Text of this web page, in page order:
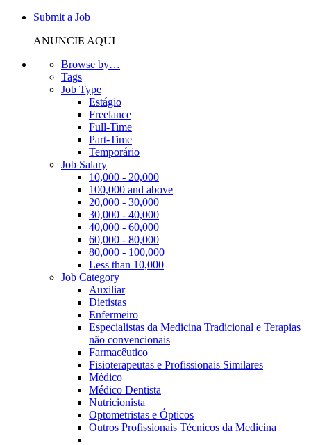
Submit a Job
ANUNCIE AQUI
Browse by…
Tags
Job Type
Estágio
Freelance
Full-Time
Part-Time
Temporário
Job Salary
10,000 - 20,000
100,000 and above
20,000 - 30,000
30,000 - 40,000
40,000 - 60,000
60,000 - 80,000
80,000 - 100,000
Less than 10,000
Job Category
Auxiliar
Dietistas
Enfermeiro
Especialistas da Medicina Tradicional e Terapias
não convencionais
Farmacêutico
Fisioterapeutas e Profissionais Similares
Médico
Médico Dentista
Nutricionista
Optometristas e Ópticos
Outros Profissionais Técnicos da Medicina